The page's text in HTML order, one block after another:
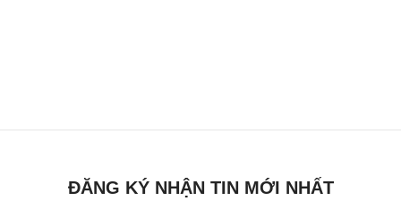
ĐĂNG KÝ NHẬN TIN MỚI NHẤT